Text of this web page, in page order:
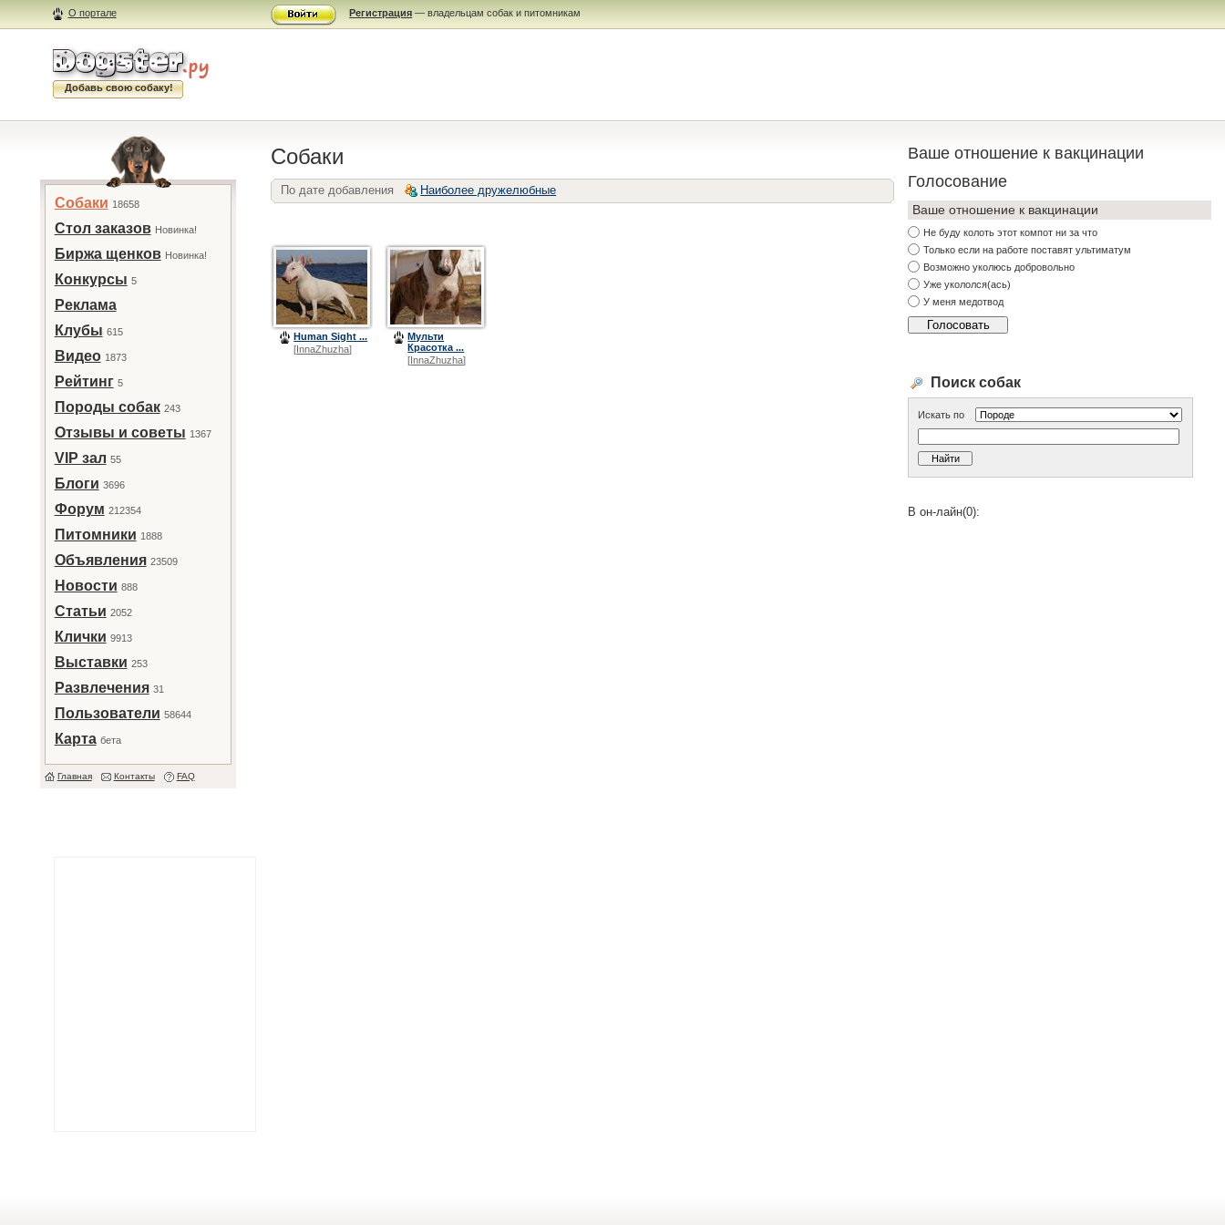
О портале Регистрация — владельцам собак и питомникам
Добавь свою собаку!
Собаки 18658
Стол заказов Новинка!
Биржа щенков Новинка!
Конкурсы 5
Реклама
Клубы 615
Видео 1873
Рейтинг 5
Породы собак 243
Отзывы и советы 1367
VIP зал 55
Блоги 3696
Форум 212354
Питомники 1888
Объявления 23509
Новости 888
Статьи 2052
Клички 9913
Выставки 253
Развлечения 31
Пользователи 58644
Карта бета
Главная Контакты FAQ
Собаки
По дате добавления Наиболее дружелюбные
Human Sight ...
[InnaZhuzha]
Мульти
Красотка ...
[InnaZhuzha]
Ваше отношение к вакцинации
Голосование
Ваше отношение к вакцинации
Не буду колоть этот компот ни за что
Только если на работе поставят ультиматум
Возможно уколюсь добровольно
Уже укололся(ась)
У меня медотвод
Поиск собак
Искать по
В он-лайн(0):